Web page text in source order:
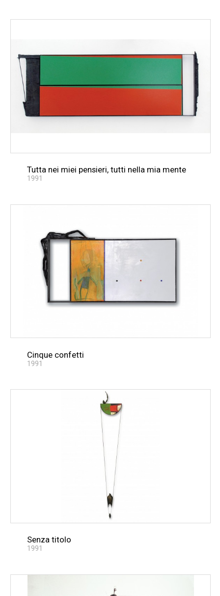
Tutta nei miei pensieri, tutti nella mia mente
1991
Cinque confetti
1991
Senza titolo
1991